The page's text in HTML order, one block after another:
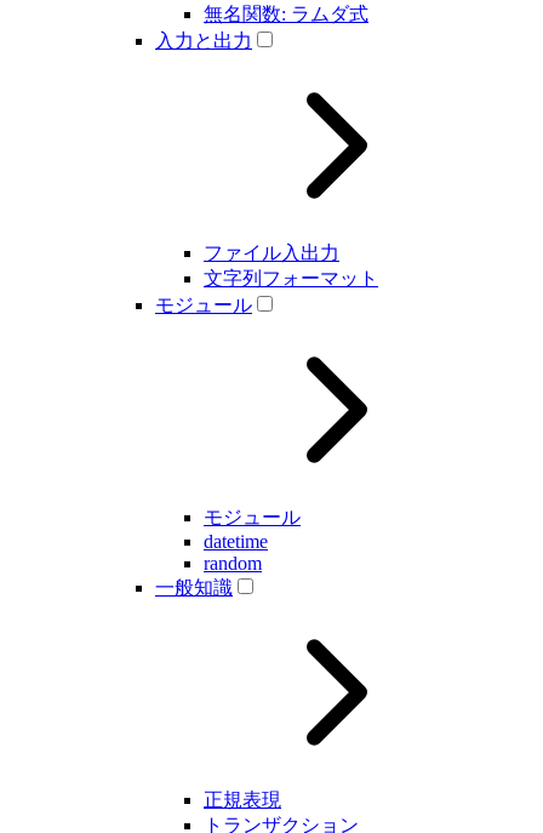
無名関数: ラムダ式
入力と出力
ファイル入出力
文字列フォーマット
モジュール
モジュール
datetime
random
一般知識
正規表現
トランザクション